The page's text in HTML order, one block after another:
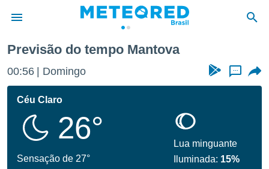
da
fornecidas
a este
Previsão do tempo Mantova
00:56 Domingo ...
Céu Claro
26°
Sensação de 27°
Lua minguante
Iluminada: 15%